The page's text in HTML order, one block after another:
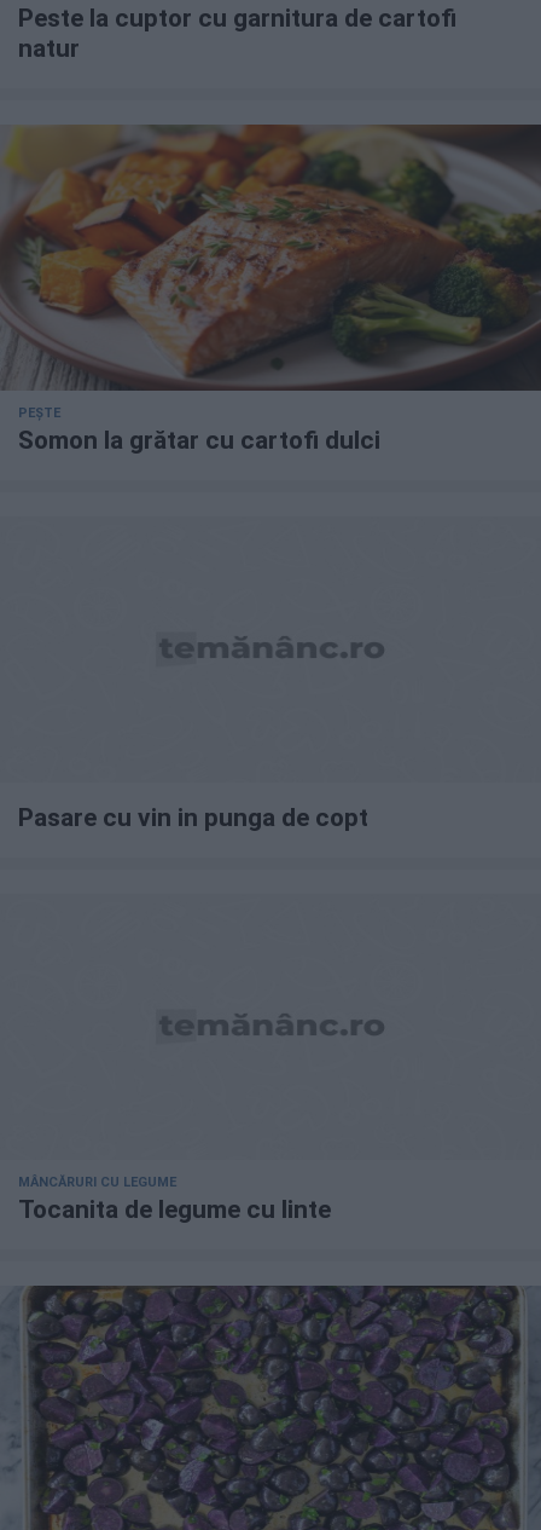
Peste la cuptor cu garnitura de cartofi
natur
PEȘTE
Somon la grătar cu cartofi dulci
Pasare cu vin in punga de copt
MÂNCĂRURI CU LEGUME
Tocanita de legume cu linte